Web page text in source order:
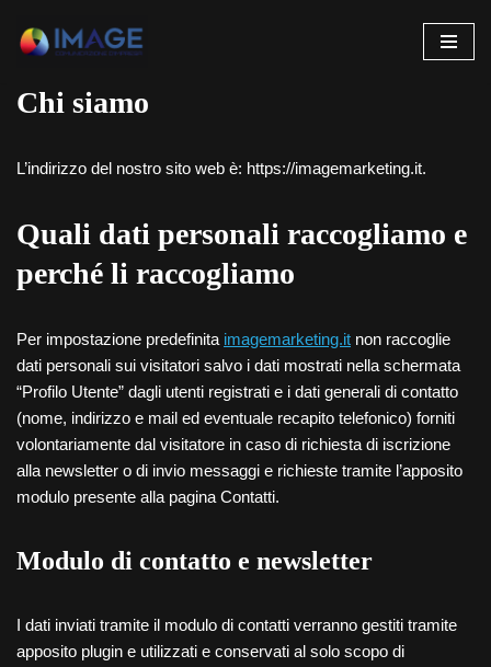
Vai
contenuto
Chi siamo
L’indirizzo del nostro sito web è: https://imagemarketing.it.
Quali dati personali raccogliamo e
perché li raccogliamo
Per impostazione predefinita imagemarketing.it non raccoglie
dati personali sui visitatori salvo i dati mostrati nella schermata
“Profilo Utente” dagli utenti registrati e i dati generali di contatto
(nome, indirizzo e mail ed eventuale recapito telefonico) forniti
volontariamente dal visitatore in caso di richiesta di iscrizione
alla newsletter o di invio messaggi e richieste tramite l’apposito
modulo presente alla pagina Contatti.
Modulo di contatto e newsletter
I dati inviati tramite il modulo di contatti verranno gestiti tramite
apposito plugin e utilizzati e conservati al solo scopo di